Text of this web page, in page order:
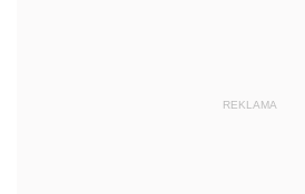
REKLAMA